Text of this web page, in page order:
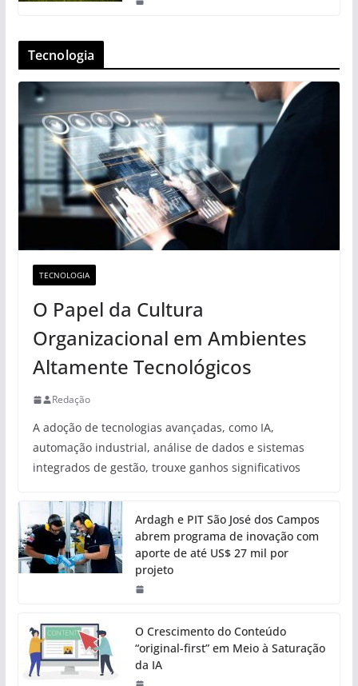
Tecnologia
TECNOLOGIA
O Papel da Cultura
Organizacional em Ambientes
Altamente Tecnológicos
Redação
A adoção de tecnologias avançadas, como IA,
automação industrial, análise de dados e sistemas
integrados de gestão, trouxe ganhos significativos
Ardagh e PIT São José dos Campos
abrem programa de inovação com
aporte de até US$ 27 mil por
projeto
O Crescimento do Conteúdo
“original-first” em Meio à Saturação
da IA